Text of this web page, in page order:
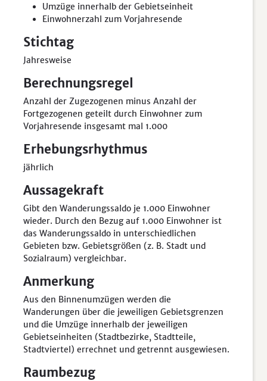
Umzüge innerhalb der Gebietseinheit
Einwohnerzahl zum Vorjahresende
Stichtag
Jahresweise
Berechnungsregel
Anzahl der Zugezogenen minus Anzahl der
Fortgezogenen geteilt durch Einwohner zum
Vorjahresende insgesamt mal 1.000
Erhebungsrhythmus
jährlich
Aussagekraft
Gibt den Wanderungssaldo je 1.000 Einwohner
wieder. Durch den Bezug auf 1.000 Einwohner ist
das Wanderungssaldo in unterschiedlichen
Gebieten bzw. Gebietsgrößen (z. B. Stadt und
Sozialraum) vergleichbar.
Anmerkung
Aus den Binnenumzügen werden die
Wanderungen über die jeweiligen Gebietsgrenzen
und die Umzüge innerhalb der jeweiligen
Gebietseinheiten (Stadtbezirke, Stadtteile,
Stadtviertel) errechnet und getrennt ausgewiesen.
Raumbezug